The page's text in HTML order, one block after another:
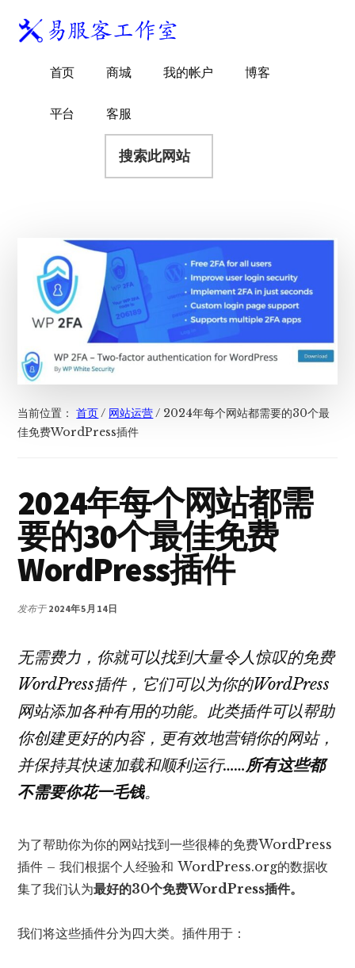
附
加
首页 商城 我的帐户 博客
平台
客服
当前位置：首页/ 网站运营/ 2024年每个网站都需要的30个最
佳免费WordPress插件
2024年每个网站都需
要的30个最佳免费
WordPress插件
发布于 2024年5月14日
无需费力，你就可以找到大量令人惊叹的免费
WordPress插件，它们可以为你的WordPress
网站添加各种有用的功能。此类插件可以帮助
你创建更好的内容，更有效地营销你的网站，
并保持其快速加载和顺利运行……所有这些都
不需要你花一毛钱。
为了帮助你为你的网站找到一些很棒的免费WordPress
插件 – 我们根据个人经验和 WordPress.org的数据收
集了我们认为最好的30个免费WordPress插件。
我们将这些插件分为四大类。插件用于：